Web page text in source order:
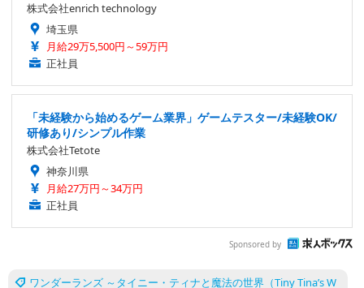
株式会社enrich technology
埼玉県
月給29万5,500円～59万円
正社員
「未経験から始めるゲーム業界」ゲームテスター/未経験OK/
研修あり/シンプル作業
株式会社Tetote
神奈川県
月給27万円～34万円
正社員
Sponsored by
ワンダーランズ ～タイニー・ティナと魔法の世界（Tiny Tina’s W